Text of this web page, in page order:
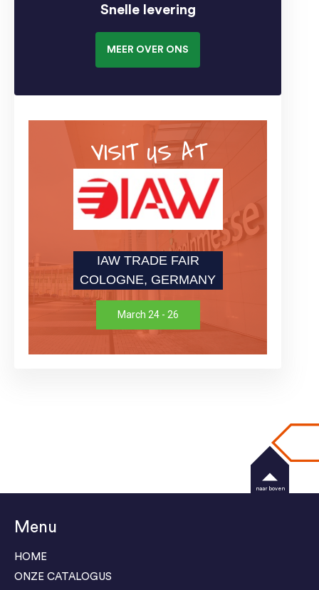
Snelle levering
MEER OVER ONS
VISIT US AT
IAW TRADE FAIR
COLOGNE, GERMANY
March 24 - 26
Menu
HOME
ONZE CATALOGUS
naar boven